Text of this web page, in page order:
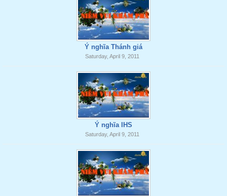
Ý nghĩa Thánh giá
Saturday, April 9, 2011
Ý nghĩa IHS
Saturday, April 9, 2011